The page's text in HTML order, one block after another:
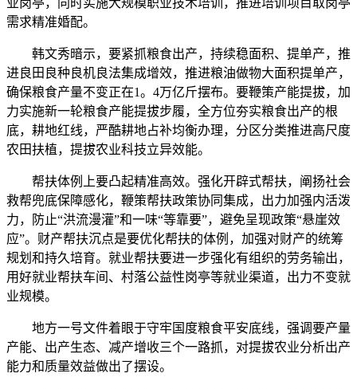
业岗亭，同时实施大规模职业技术培训，推进培训项目取岗亭
需求精准婚配。
韩文秀暗示，要紧抓粮食出产，持续稳面积、提单产，推
进良田良种良机良法集成增效，推进粮油做物大面积提单产，
确保粮食产量不变正在1。4万亿斤摆布。要鞭策产能提拔，加
力实施新一轮粮食产能提拔步履，全方位夯实粮食出产的根
底，耕地红线，严酷耕地占补均衡办理，分区分类推进高尺度
农田扶植，提拔农业科技立异效能。
帮扶体例上要凸起精准高效。强化开辟式帮扶，阐扬社会
救帮兜底保障感化，鞭策帮扶政策协同集成，出力加强内活泼
力，防止“洪流漫灌”和一味“等靠要”，避免呈现政策“悬崖效
应”。财产帮扶沉点是要优化帮扶的体例，加强对财产的统筹
规划和持久培育。就业帮扶要进一步强化有组织的劳务输出，
用好就业帮扶车间、村落公益性岗亭等就业渠道，出力不变就
业规模。
地方一号文件着眼于守牢国度粮食平安底线，强调要产量
产能、出产生态、减产增收三个一路抓，对提拔农业分析出产
能力和质量效益做出了摆设。